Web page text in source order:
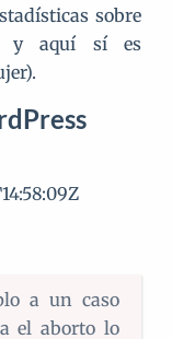
sobre
y aquí sí es
a un caso
el aborto lo